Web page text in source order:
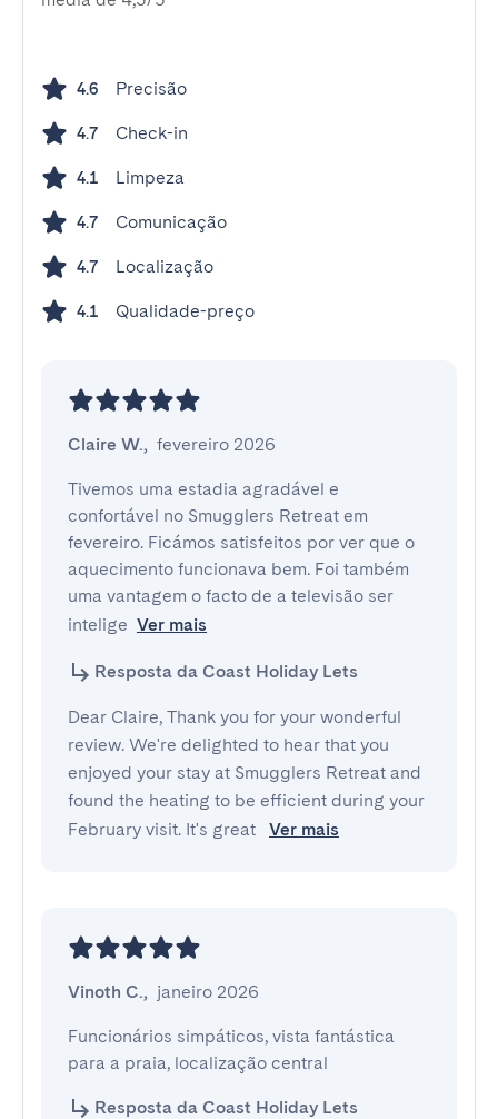
4.6 Precisão
4.7 Check-in
4.1 Limpeza
4.7 Comunicação
4.7 Localização
4.1 Qualidade-preço
Claire W., fevereiro 2026
Tivemos uma estadia agradável e
confortável no Smugglers Retreat em
fevereiro. Ficámos satisfeitos por ver que o
aquecimento funcionava bem. Foi também
uma vantagem o facto de a televisão ser
intelige Ver mais
Resposta da Coast Holiday Lets
Dear Claire, Thank you for your wonderful
review. We're delighted to hear that you
enjoyed your stay at Smugglers Retreat and
found the heating to be efficient during your
February visit. It's great
Ver mais
Vinoth C., janeiro 2026
Funcionários simpáticos, vista fantástica
para a praia, localização central
Resposta da Coast Holiday Lets